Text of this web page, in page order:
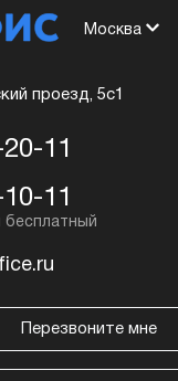
Москва
проезд, 5с1
11
11
Перезвоните мне